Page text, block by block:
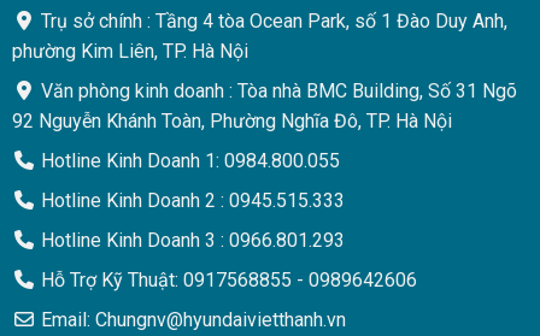
Trụ sở chính : Tầng 4 tòa Ocean Park, số 1 Đào Duy Anh,
phường Kim Liên, TP. Hà Nội
Văn phòng kinh doanh : Tòa nhà BMC Building, Số 31 Ngõ
92 Nguyễn Khánh Toàn, Phường Nghĩa Đô, TP. Hà Nội
Hotline Kinh Doanh 1: 0984.800.055
Hotline Kinh Doanh 2 : 0945.515.333
Hotline Kinh Doanh 3 : 0966.801.293
Hỗ Trợ Kỹ Thuật: 0917568855 - 0989642606
Email: Chungnv@hyundaivietthanh.vn